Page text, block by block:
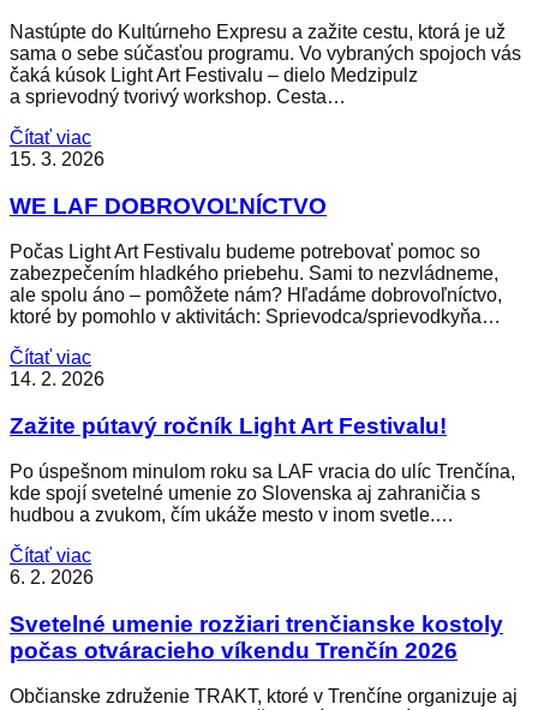
Nastúpte do Kultúrneho Expresu a zažite cestu, ktorá je už
sama o sebe súčasťou programu. Vo vybraných spojoch vás
čaká kúsok Light Art Festivalu – dielo Medzipulz
a sprievodný tvorivý workshop. Cesta…
Čítať viac
15. 3. 2026
WE LAF DOBROVOĽNÍCTVO
Počas Light Art Festivalu budeme potrebovať pomoc so
zabezpečením hladkého priebehu. Sami to nezvládneme,
ale spolu áno – pomôžete nám? Hľadáme dobrovoľníctvo,
ktoré by pomohlo v aktivitách: Sprievodca/sprievodkyňa…
Čítať viac
14. 2. 2026
Zažite pútavý ročník Light Art Festivalu!
Po úspešnom minulom roku sa LAF vracia do ulíc Trenčína,
kde spojí svetelné umenie zo Slovenska aj zahraničia s
hudbou a zvukom, čím ukáže mesto v inom svetle.…
Čítať viac
6. 2. 2026
Svetelné umenie rozžiari trenčianske kostoly
počas otváracieho víkendu Trenčín 2026
Občianske združenie TRAKT, ktoré v Trenčíne organizuje aj